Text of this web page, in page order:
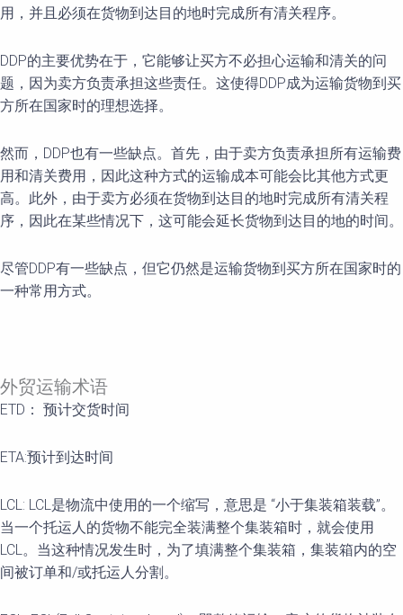
用，并且必须在货物到达目的地时完成所有清关程序。
DDP的主要优势在于，它能够让买方不必担心运输和清关的问
题，因为卖方负责承担这些责任。这使得DDP成为运输货物到买
方所在国家时的理想选择。
然而，DDP也有一些缺点。首先，由于卖方负责承担所有运输费
用和清关费用，因此这种方式的运输成本可能会比其他方式更
高。此外，由于卖方必须在货物到达目的地时完成所有清关程
序，因此在某些情况下，这可能会延长货物到达目的地的时间。
尽管DDP有一些缺点，但它仍然是运输货物到买方所在国家时的
一种常用方式。
外贸运输术语
ETD： 预计交货时间
ETA:预计到达时间
LCL: LCL是物流中使用的一个缩写，意思是 “小于集装箱装载”。
当一个托运人的货物不能完全装满整个集装箱时，就会使用
LCL。当这种情况发生时，为了填满整个集装箱，集装箱内的空
间被订单和/或托运人分割。